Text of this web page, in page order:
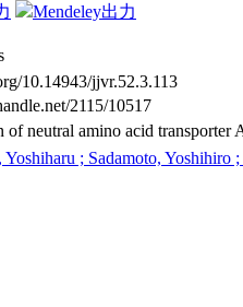
Mendeley出力
10.14943/jjvr.52.3.113
2115/10517
of neutral amino acid transporter
Yoshiharu ; Sadamoto,